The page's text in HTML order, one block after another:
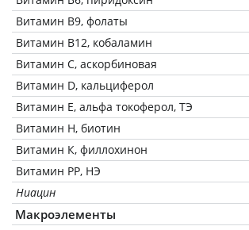
Витамин В9, фолаты
Витамин В12, кобаламин
Витамин C, аскорбиновая
Витамин D, кальциферол
Витамин Е, альфа токоферол, ТЭ
Витамин Н, биотин
Витамин К, филлохинон
Витамин РР, НЭ
Ниацин
Макроэлементы